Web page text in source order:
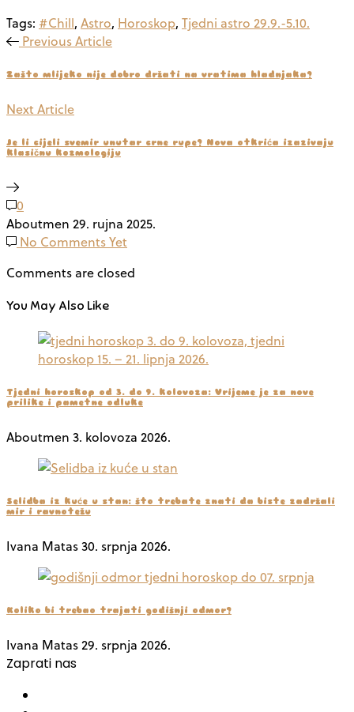
Tags: #Chill, Astro, Horoskop, Tjedni astro 29.9.-5.10.
Previous Article
Zašto mlijeko nije dobro držati na vratima hladnjaka?
Next Article
Je li cijeli svemir unutar crne rupe? Nova otkrića izazivaju
klasičnu kozmologiju
0
Aboutmen 29. rujna 2025.
No Comments Yet
Comments are closed
You May Also Like
Tjedni horoskop od 3. do 9. kolovoza: Vrijeme je za nove
prilike i pametne odluke
Aboutmen 3. kolovoza 2026.
Selidba iz kuće u stan: što trebate znati da biste zadržali
mir i ravnotežu
Ivana Matas30. srpnja 2026.
Koliko bi trebao trajati godišnji odmor?
Ivana Matas29. srpnja 2026.
Zaprati nas